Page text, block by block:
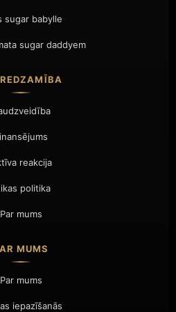
sugar babylle
sugar daddyem
reakcija
politika
Par mums
MUMS
Par mums
iepazīšanās